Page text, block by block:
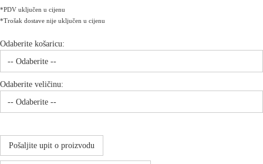
*PDV uključen u cijenu
*Trošak dostave nije uključen u cijenu
Odaberite košaricu:
Odaberite veličinu:
Pošaljite upit o proizvodu